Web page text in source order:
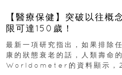
【醫療保健】突破以往概
限可達150歲！
最新一項研究指出，如果排除
康的狀態衰老的話，人類壽命
Worldometer的資料顯示，